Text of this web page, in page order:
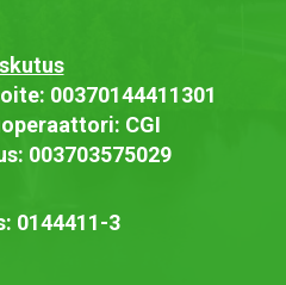
00370144411301
CGI
003703575029
0144411-3